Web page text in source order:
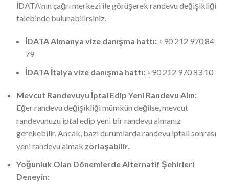
İDATA’nın çağrı merkezi ile görüşerek randevu değişikliği
talebinde bulunabilirsiniz.
İDATA Almanya vize danışma hattı: +90 212 970 84
79
İDATA İtalya vize danışma hattı: +90 212 970 83 10
Mevcut Randevuyu İptal Edip Yeni Randevu Alın:
Eğer randevu değişikliği mümkün değilse, mevcut
randevunuzu iptal edip yeni bir randevu almanız
gerekebilir. Ancak, bazı durumlarda randevu iptali sonrası
yeni randevu almak zorlaşabilir.
Yoğunluk Olan Dönemlerde Alternatif Şehirleri
Deneyin: